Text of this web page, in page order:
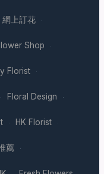
網上訂花 ·
Shop ·
Florist ·
· Floral Design ·
· HK Florist ·
薦 ·